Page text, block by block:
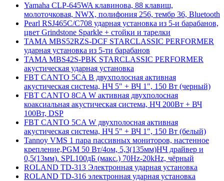
Yamaha CLP-645WA клавинова, 88 клавиш,
молоточковая, NWX, полифония 256, тембр 36, Bluetooth
Pearl RSJ465C/C708 ударная установка из 5-и барабанов,
цвет Grindstone Sparkle + стойки и тарелки
TAMA MBS52RZS-DCF STARCLASSIC PERFORMER
ударная установка из 5-ти барабанов
TAMA MBS42S-PBK STARCLASSIC PERFORMER
акустическая ударная установка
FBT CANTO 5CA B двухполосная активная
акустическая система, НЧ 5" + ВЧ 1", 150 Вт (черный)
FBT CANTO 8CA W активная двухполосная
коаксиальная акустическая система, НЧ 200Вт + ВЧ
100Вт, DSP
FBT CANTO 5CA W двухполосная активная
акустическая система, НЧ 5" + ВЧ 1", 150 Вт (белый)
Tannoy VMS 1 пара пассивных мониторов, настенное
крепление,PGM 50 Вт/4ом, 5,3(135мм)НЧ драйвер и
0,5(13мм). SPL100дБ (макс.) 70Hz-20kHz, чёрный
ROLAND TD-313 Электронная ударная установка
ROLAND TD-316 электронная ударная установка